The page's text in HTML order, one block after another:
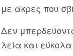
με άκρες που
Δεν
λεία και